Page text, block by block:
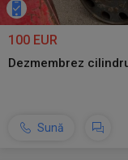
100 EUR
Dezmembrez
Sună